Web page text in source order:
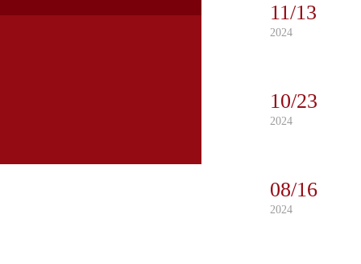
11/13
2024
10/23
2024
08/16
2024